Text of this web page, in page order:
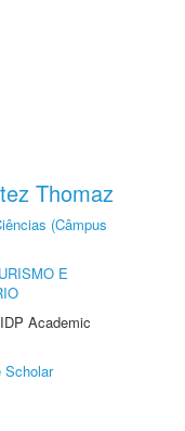
Thomaz
(Câmpus
E
Academic
Scholar